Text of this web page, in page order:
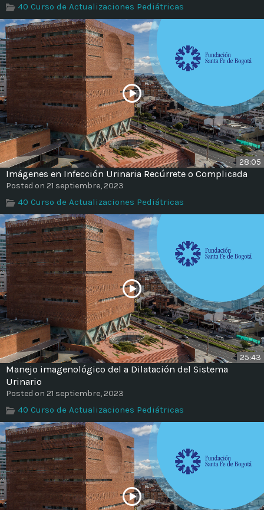
40 Curso de Actualizaciones Pediátricas
28:05
Imágenes en Infección Urinaria Recúrrete o Complicada
Posted on 21 septiembre, 2023
40 Curso de Actualizaciones Pediátricas
25:43
Manejo imagenológico del a Dilatación del Sistema
Urinario
Posted on 21 septiembre, 2023
40 Curso de Actualizaciones Pediátricas